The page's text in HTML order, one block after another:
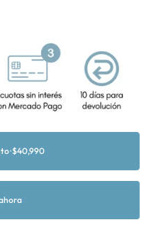
•$40,990